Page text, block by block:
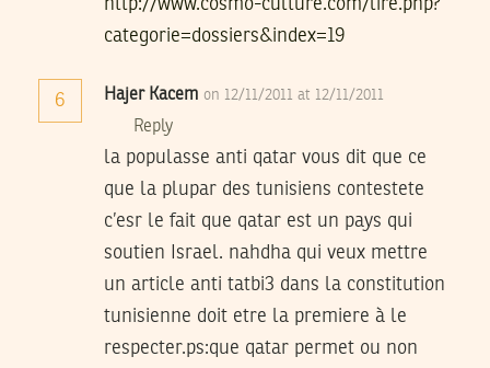
categorie=dossiers&index=19
6 Hajer Kacem on 12/11/2011 at 12/11/2011
Reply
la populasse anti qatar vous dit que ce
que la plupar des tunisiens contestete
c’esr le fait que qatar est un pays qui
soutien Israel. nahdha qui veux mettre
un article anti tatbi3 dans la constitution
tunisienne doit etre la premiere à le
respecter.ps:que qatar permet ou non